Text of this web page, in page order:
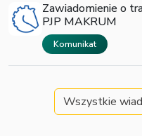
Zawiadomienie o
PJP MAKRUM
Komunikat
Wszystkie